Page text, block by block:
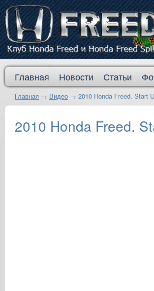
Главная Новости Статьи
Главная → Видео → 2010 Honda Freed. Start
2010 Honda Freed.